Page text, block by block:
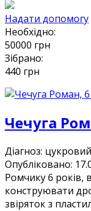
Надати допомогу
Необхідно:
50000 грн
Зібрано:
440 грн
Чечуга
Діагноз:
Опубліковано:
Ромчику 6 років,
конструювати
звіряток з